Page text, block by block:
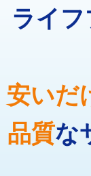
モルタル補修
廃棄・処分
止水・漏水調
止水・漏水調
止水・漏水調
理・調整・分
その他部品の脱
ライ
安いだ
品質な